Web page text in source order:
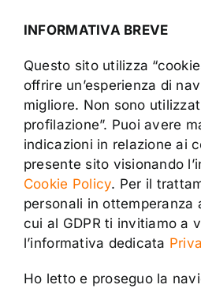
INFORMATIVA BREVE
Questo sito utilizza
offrire un’esperienza di
migliore. Non sono
profilazione”. Puoi avere
indicazioni in relazione ai
presente sito visionando
Cookie Policy. Per il
personali in ottemperanza
cui al GDPR ti invitiamo a
l’informativa dedicata
Ho letto e proseguo la